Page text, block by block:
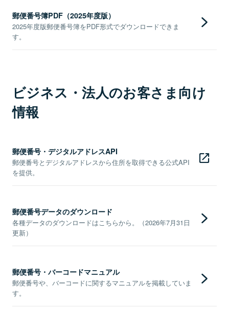
郵便番号簿PDF（2025年度版）
2025年度版郵便番号簿をPDF形式でダウンロードできま
す。
ビジネス・法人のお客さま向け
情報
郵便番号・デジタルアドレスAPI
郵便番号とデジタルアドレスから住所を取得できる公式API
を提供。
郵便番号データのダウンロード
各種データのダウンロードはこちらから。（2026年7月31日
更新）
郵便番号・バーコードマニュアル
郵便番号や、バーコードに関するマニュアルを掲載していま
す。